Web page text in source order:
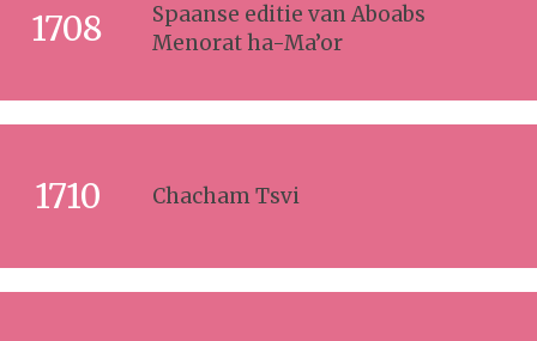
1708
Spaanse editie van Aboabs
Menorat ha-Ma’or
1710 Chacham Tsvi